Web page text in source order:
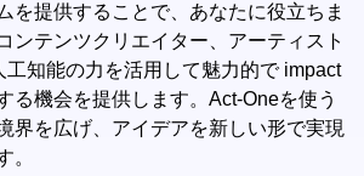
を提供することで、あなたに役立ちま
ンテンツクリエイター、アーティスト
工知能の力を活用して魅力的で impact
る機会を提供します。Act-Oneを使う
界を広げ、アイデアを新しい形で実現
。